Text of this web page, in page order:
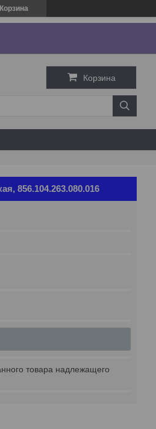
Корзина
Корзина
856.104.263.080.016
товара надлежащего